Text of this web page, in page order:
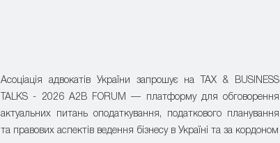
Асоціація адвокатів України запрошує на TAX & BUSINESS
TALKS - 2026 A2B FORUM — платформу для обговорення
актуальних питань оподаткування, податкового планування
та правових аспектів ведення бізнесу в Україні та за кордоном